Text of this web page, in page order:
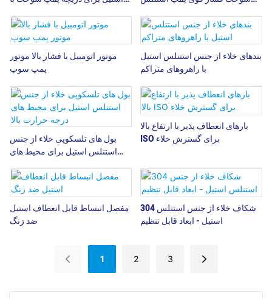
موتور اتومبیل با فشار بالا موتور
پمپ سوپ
بندهای خلاء از جنس استنلس استیل
با راهروهای متراکم
بول های تلسکوپی خلاء از جنس
استنلس استیل برای محیط های
بارهای انعطاف پذیر با ارتفاع بالا
ISO برای گسترش خلاء
مفصل انبساط قابل انعطاف استیل
ضد زنگ
304 شکاف خلاء از جنس استنلس
استیل - ابعاد قابل تنظیم
1 2 3